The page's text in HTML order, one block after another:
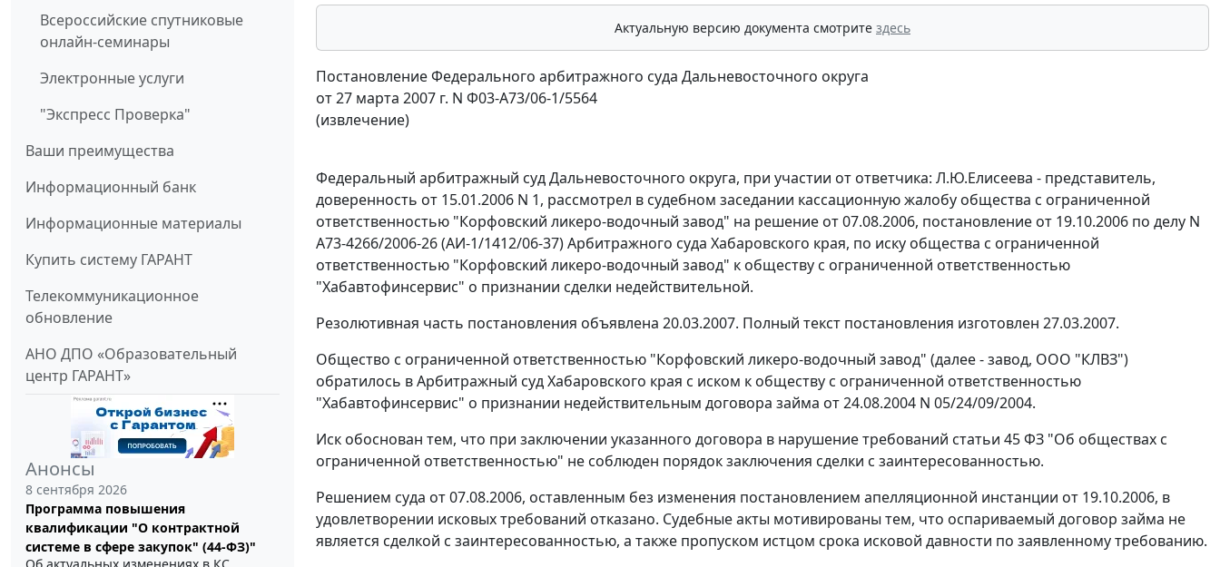
Всероссийские спутниковые
онлайн-семинары
Электронные услуги
"Экспресс Проверка"
Ваши преимущества
Информационный банк
Информационные материалы
Купить систему ГАРАНТ
Телекоммуникационное
обновление
АНО ДПО «Образовательный
центр ГАРАНТ»
Анонсы
8 сентября 2026
Программа повышения
квалификации "О контрактной
системе в сфере закупок" (44-ФЗ)"
Актуальную версию документа смотрите здесь
Постановление Федерального арбитражного суда Дальневосточного округа
от 27 марта 2007 г. N Ф03-А73/06-1/5564
(извлечение)
Федеральный арбитражный суд Дальневосточного округа, при участии от ответчика: Л.Ю.Елисеева - представитель,
доверенность от 15.01.2006 N 1, рассмотрел в судебном заседании кассационную жалобу общества с ограниченной
ответственностью "Корфовский ликеро-водочный завод" на решение от 07.08.2006, постановление от 19.10.2006 по делу N
А73-4266/2006-26 (АИ-1/1412/06-37) Арбитражного суда Хабаровского края, по иску общества с ограниченной
ответственностью "Корфовский ликеро-водочный завод" к обществу с ограниченной ответственностью
"Хабавтофинсервис" о признании сделки недействительной.
Резолютивная часть постановления объявлена 20.03.2007. Полный текст постановления изготовлен 27.03.2007.
Общество с ограниченной ответственностью "Корфовский ликеро-водочный завод" (далее - завод, ООО "КЛВЗ")
обратилось в Арбитражный суд Хабаровского края с иском к обществу с ограниченной ответственностью
"Хабавтофинсервис" о признании недействительным договора займа от 24.08.2004 N 05/24/09/2004.
Иск обоснован тем, что при заключении указанного договора в нарушение требований статьи 45ФЗ "Об обществах с
ограниченной ответственностью" не соблюден порядок заключения сделки с заинтересованностью.
Решением суда от 07.08.2006, оставленным без изменения постановлением апелляционной инстанции от 19.10.2006, в
удовлетворении исковых требований отказано. Судебные акты мотивированы тем, что оспариваемый договор займа не
является сделкой с заинтересованностью, а также пропуском истцом срока исковой давности по заявленному требованию.